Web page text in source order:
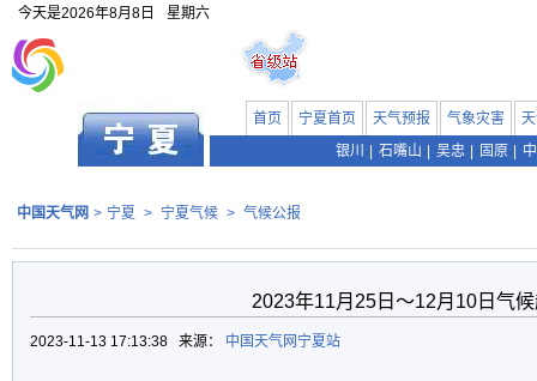
今天是2026年8月8日 星期六
首页 宁夏首页 天气预报 气象灾害
银川
石嘴山 吴忠 固原
中国天气网 > 宁夏 > 宁夏气候 > 气候公报
2023年11月25日～12月10日气
2023-11-13 17:13:38 来源： 中国天气网宁夏站